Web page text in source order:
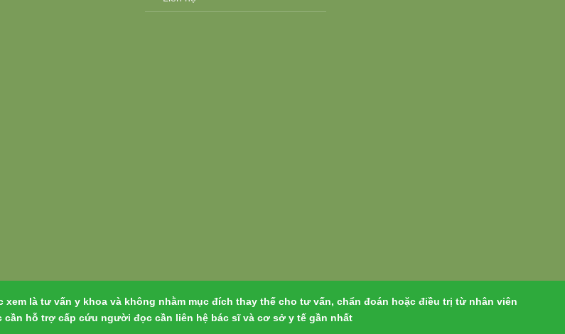
là tư vấn y khoa và không nhằm mục đích thay thế cho tư vấn, chẩn đoán hoặc điều trị từ nhân viên
cần hỗ trợ cấp cứu người đọc cần liên hệ bác sĩ và cơ sở y tế gần nhất